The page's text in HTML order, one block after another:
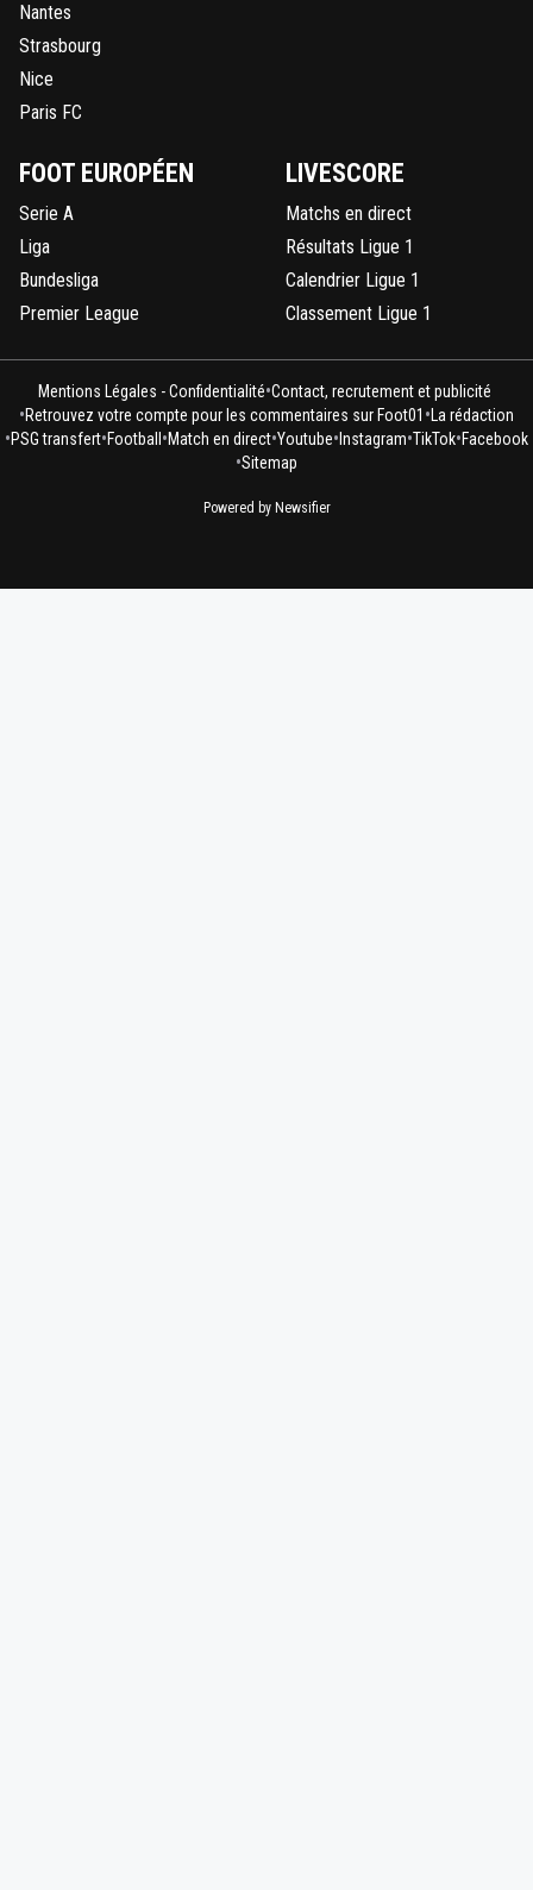
Nantes
Strasbourg
Nice
Paris FC
FOOT EUROPÉEN
Serie A
Liga
Bundesliga
Premier League
LIVESCORE
Matchs en direct
Résultats Ligue 1
Calendrier Ligue 1
Classement Ligue 1
Mentions Légales - Confidentialité•Contact, recrutement et publicité
•Retrouvez votre compte pour les commentaires sur Foot01 • La rédaction
•PSG transfert•Football •Match en direct•Youtube• Instagram•TikTok•Facebook
•Sitemap
Powered by Newsifier